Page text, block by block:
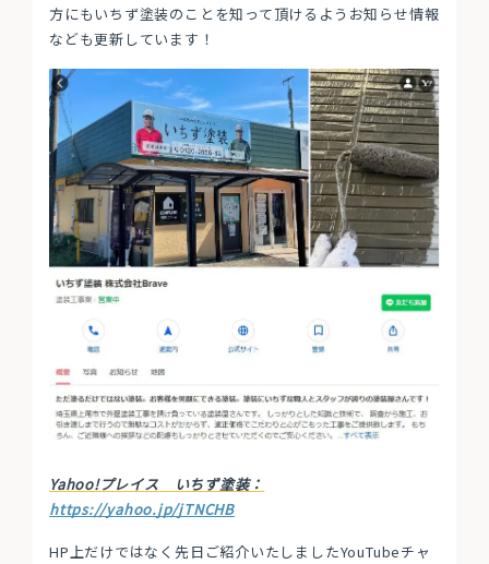
方にもいちず塗装のことを知って頂けるようお知らせ情報
なども更新しています！
Yahoo!プレイス いちず塗装：
https://yahoo.jp/jTNCHB
HP上だけではなく先日ご紹介いたしましたYouTubeチャ